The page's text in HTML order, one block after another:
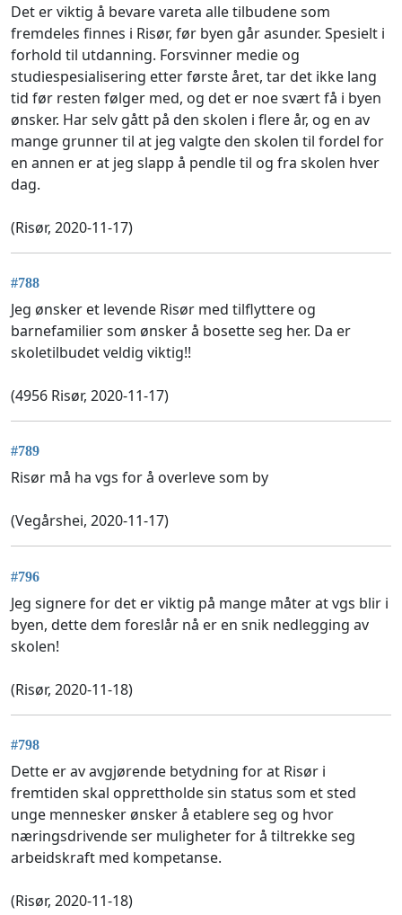
Det er viktig å bevare vareta alle tilbudene som
fremdeles finnes i Risør, før byen går asunder. Spesielt i
forhold til utdanning. Forsvinner medie og
studiespesialisering etter første året, tar det ikke lang
tid før resten følger med, og det er noe svært få i byen
ønsker. Har selv gått på den skolen i flere år, og en av
mange grunner til at jeg valgte den skolen til fordel for
en annen er at jeg slapp å pendle til og fra skolen hver
dag.
(Risør, 2020-11-17)
#788
Jeg ønsker et levende Risør med tilflyttere og
barnefamilier som ønsker å bosette seg her. Da er
skoletilbudet veldig viktig!!
(4956 Risør, 2020-11-17)
#789
Risør må ha vgs for å overleve som by
(Vegårshei, 2020-11-17)
#796
Jeg signere for det er viktig på mange måter at vgs blir i
byen, dette dem foreslår nå er en snik nedlegging av
skolen!
(Risør, 2020-11-18)
#798
Dette er av avgjørende betydning for at Risør i
fremtiden skal opprettholde sin status som et sted
unge mennesker ønsker å etablere seg og hvor
næringsdrivende ser muligheter for å tiltrekke seg
arbeidskraft med kompetanse.
(Risør, 2020-11-18)